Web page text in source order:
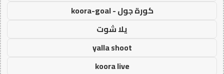
كورة جول - koora-goal
يلا شوت
yalla shoot
koora live